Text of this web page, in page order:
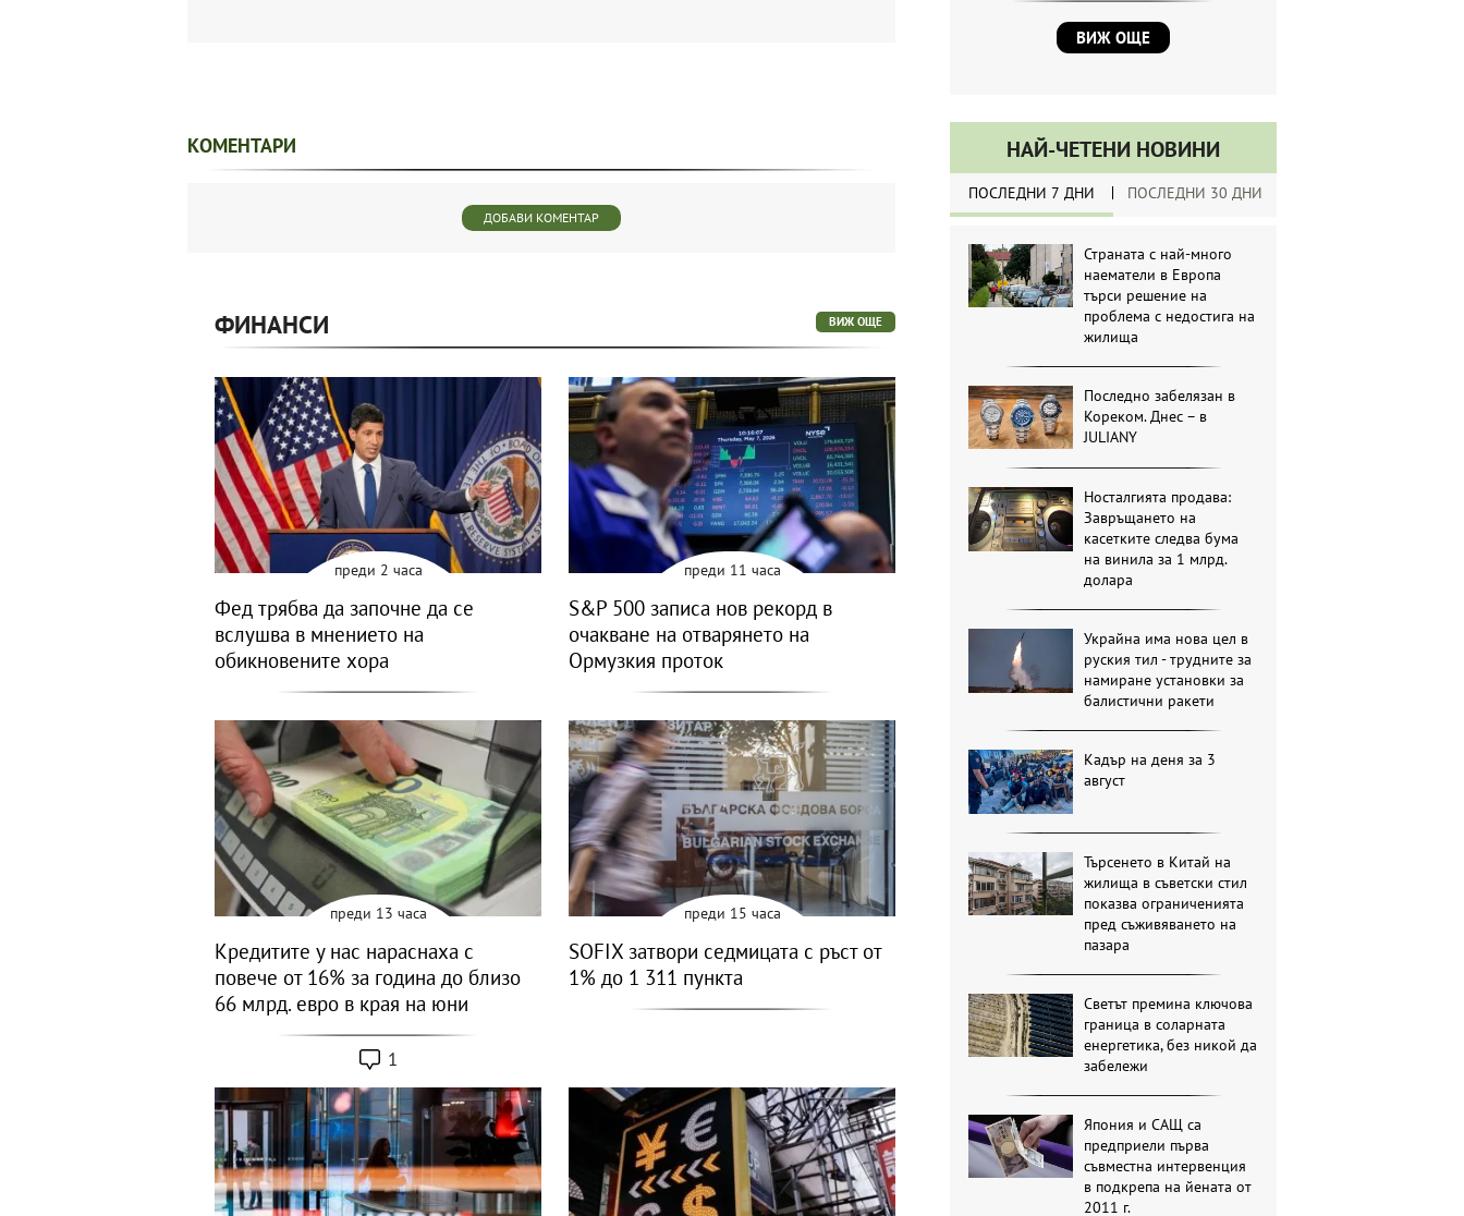
ВИЖ ОЩЕ
НАЙ-ЧЕТЕНИ НОВИНИ
ПОСЛЕДНИ 7 ДНИ ПОСЛЕДНИ 30 ДНИ
Страната с най-много
наематели в Европа
търси решение на
проблема с недостига на
жилища
Последно забелязан в
Кореком. Днес – в
JULIANY
Носталгията продава:
Завръщането на
касетките следва бума
на винила за 1 млрд.
долара
Украйна има нова цел в
руския тил - трудните за
намиране установки за
балистични ракети
Кадър на деня за 3
август
Търсенето в Китай на
жилища в съветски стил
показва ограниченията
пред съживяването на
пазара
Светът премина ключова
граница в соларната
енергетика, без никой да
забележи
Япония и САЩ са
предприели първа
съвместна интервенция
в подкрепа на йената от
2011 г.
КОМЕНТАРИ
ДОБАВИ КОМЕНТАР
ФИНАНСИ ВИЖ ОЩЕ
преди 2 часа
Фед трябва да започне да се
вслушва в мнението на
обикновените хора
преди 11 часа
S&P 500 записа нов рекорд в
очакване на отварянето на
Ормузкия проток
преди 13 часа
Кредитите у нас нараснаха с
повече от 16% за година до близо
66 млрд. евро в края на юни
1
преди 15 часа
SOFIX затвори седмицата с ръст от
1% до 1 311 пункта